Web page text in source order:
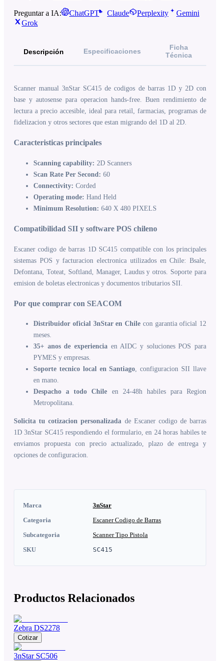
Preguntar a IA: ChatGPT Claude Perplexity
Gemini
Grok
Descripción Especificaciones
Ficha
Técnica
Scanner manual 3nStar SC415 de codigos de barras 1D y 2D con
base y autosense para operacion hands-free. Buen rendimiento de
lectura a precio accesible, ideal para retail, farmacias, programas de
fidelizacion y otros sectores que estan migrando del 1D al 2D.
Caracteristicas principales
Scanning capability: 2D Scanners
Scan Rate Per Second: 60
Connectivity: Corded
Operating mode: Hand Held
Minimum Resolution: 640 X 480 PIXELS
Compatibilidad SII y software POS chileno
Escaner codigo de barras 1D SC415 compatible con los principales
sistemas POS y facturacion electronica utilizados en Chile: Bsale,
Defontana, Toteat, Softland, Manager, Laudus y otros. Soporte para
emision de boletas electronicas y documentos tributarios SII.
Por que comprar con SEACOM
Distribuidor oficial 3nStar en Chile con garantia oficial 12
meses.
35+ anos de experiencia en AIDC y soluciones POS para
PYMES y empresas.
Soporte tecnico local en Santiago, configuracion SII llave
en mano.
Despacho a todo Chile en 24-48h habiles para Region
Metropolitana.
Solicita tu cotizacion personalizada de Escaner codigo de barras
1D 3nStar SC415 respondiendo el formulario, en 24 horas habiles te
enviamos propuesta con precio actualizado, plazo de entrega y
opciones de configuracion.
Marca
3nStar
Categoria
Escaner Codigo de Barras
Subcategoria
Scanner Tipo Pistola
SKU
SC415
Productos Relacionados
Zebra DS2278
Cotizar
3nStar SC506